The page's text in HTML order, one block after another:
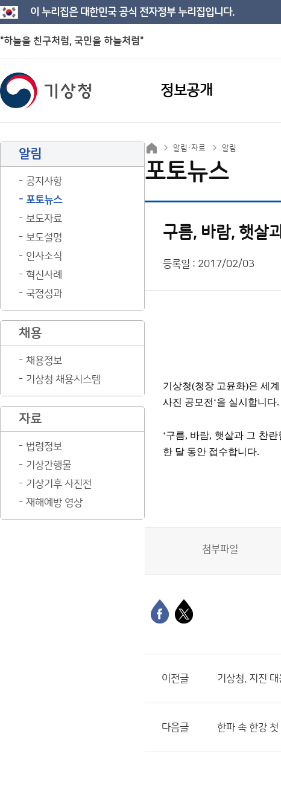
이 누리집은 대한민국 공식 전자정부 누리집입니다.
"하늘을 친구처럼, 국민을 하늘처럼"
정보공개
알림
공지사항
포토뉴스
보도자료
보도설명
인사소식
혁신사례
국정성과
채용
채용정보
기상청 채용시스템
자료
법령정보
기상간행물
기상기후 사진전
재해예방 영상
알림·자료 알림
포토뉴스
구름, 바람, 햇살
등록일 : 2017/02/03
기상청(청장 고윤화)은 세
사진 공모전 ‘을 실시합니다.
‘구름, 바람, 햇살과 그 찬란
한 달 동안 접수합니다.
첨부파일
이전글 기상청, 지진
다음글 한파 속 한강 첫